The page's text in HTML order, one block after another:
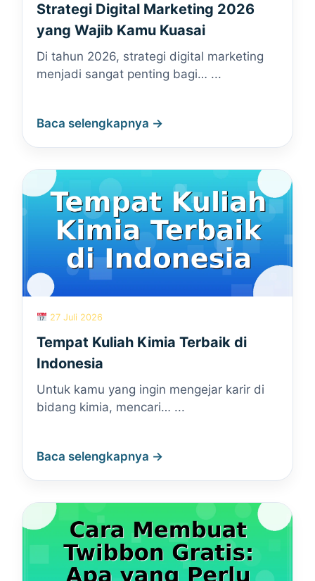
Strategi Digital Marketing 2026
yang Wajib Kamu Kuasai
Di tahun 2026, strategi digital marketing
menjadi sangat penting bagi… ...
Baca selengkapnya →
27 Juli 2026
Tempat Kuliah Kimia Terbaik di
Indonesia
Untuk kamu yang ingin mengejar karir di
bidang kimia, mencari… ...
Baca selengkapnya →